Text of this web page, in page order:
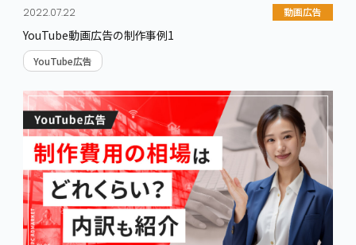
2022.07.22 動画広告
YouTube動画広告の制作事例1
YouTube広告